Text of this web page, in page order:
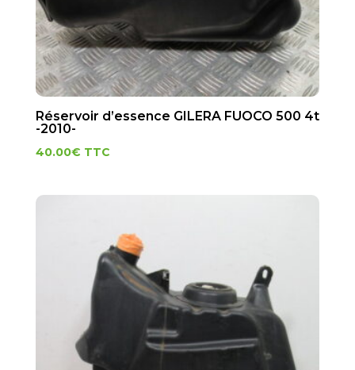
Réservoir d’essence GILERA FUOCO 500 4t
-2010-
40.00€ TTC